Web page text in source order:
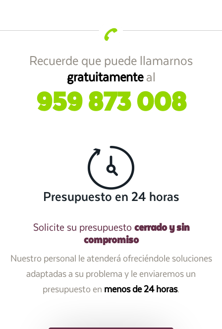
Recuerde que puede llamarnos
gratuitamenteal
959 873 008
Presupuesto en 24 horas
Solicite su presupuesto cerrado y sin
compromiso
Nuestro personal le atenderá ofreciéndole soluciones
adaptadas a su problema y le enviaremos un
presupuesto en menos de 24 horas.